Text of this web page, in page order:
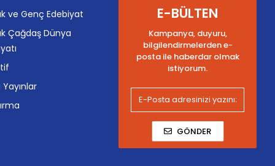
ve Genç Edebiyat
Çağdaş Dünya
Yayınlar
E-BÜLTEN
Kampanya, duyuru,
bilgilendirmelerden e-
posta ile haberdar olmak
istiyorum.
GÖNDER